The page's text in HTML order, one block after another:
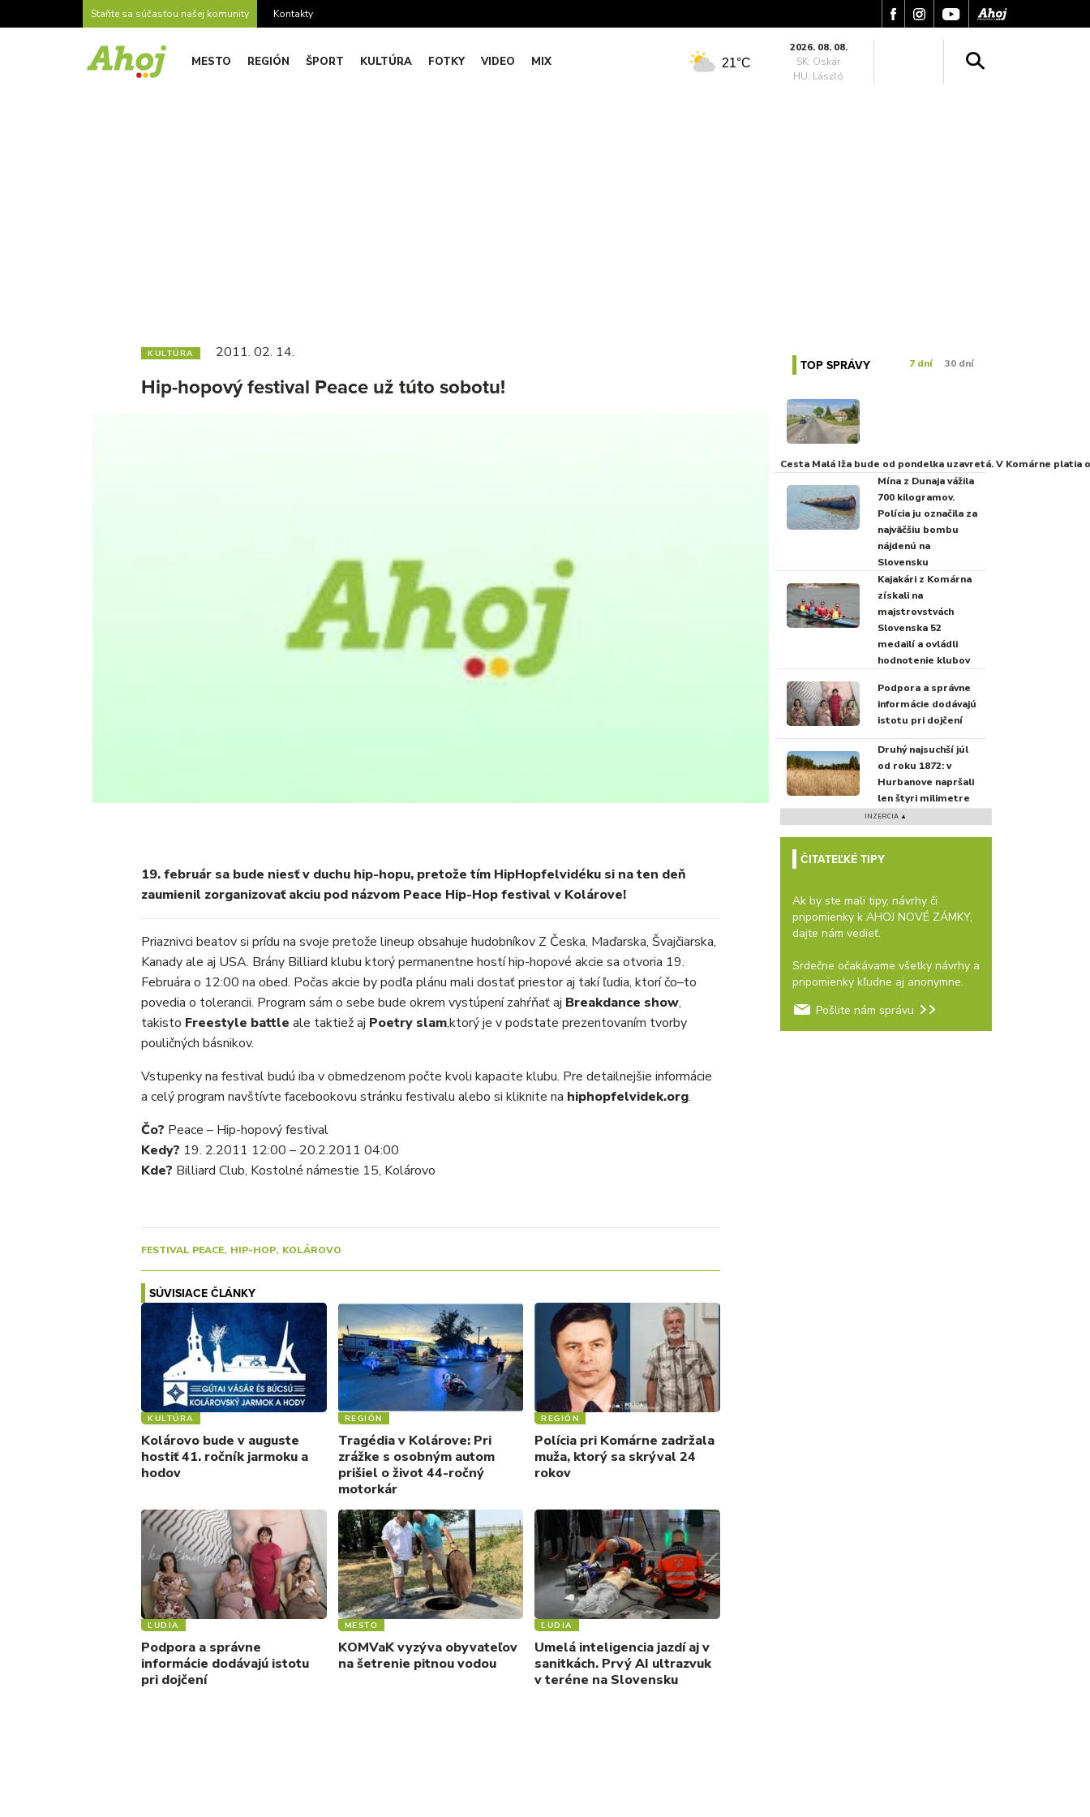
Staňte sa súčasťou našej komunity Kontakty
MESTO REGIÓN ŠPORT KULTÚRA FOTKY VIDEO MIX 21°C
2026. 08. 08.
SK: Oskár
HU: László
KULTÚRA 2011. 02. 14.
Hip-hopový festival Peace už túto sobotu!
19. február sa bude niesť v duchu hip-hopu, pretože tím HipHopfelvidéku si na ten deň
zaumienil zorganizovať akciu pod názvom Peace Hip-Hop festival v Kolárove!
Priaznivci beatov si prídu na svoje pretože lineup obsahuje hudobníkov Z Česka, Maďarska, Švajčiarska,
Kanady ale aj USA. Brány Billiard klubu ktorý permanentne hostí hip-hopové akcie sa otvoria 19.
Februára o 12:00 na obed. Počas akcie by podľa plánu mali dostať priestor aj takí ľudia, ktorí čo–to
povedia o tolerancii. Program sám o sebe bude okrem vystúpení zahŕňať aj Breakdance show,
takisto Freestyle battle ale taktiež aj Poetry slam,ktorý je v podstate prezentovaním tvorby
pouličných básnikov.
Vstupenky na festival budú iba v obmedzenom počte kvoli kapacite klubu. Pre detailnejšie informácie
a celý program navštívte facebookovu stránku festivalu alebo si kliknite na hiphopfelvidek.org.
Čo? Peace – Hip-hopový festival
Kedy? 19. 2.2011 12:00 – 20.2.2011 04:00
Kde? Billiard Club, Kostolné námestie 15, Kolárovo
FESTIVAL PEACE HIP-HOP KOLÁROVO
SÚVISIACE ČLÁNKY
KULTÚRA
Kolárovo bude v auguste
hostiť 41. ročník jarmoku a
hodov
REGIÓN
Tragédia v Kolárove: Pri
zrážke s osobným autom
prišiel o život 44-ročný
motorkár
REGIÓN
Polícia pri Komárne zadržala
muža, ktorý sa skrýval 24
rokov
ĽUDIA
Podpora a správne
informácie dodávajú istotu
pri dojčení
MESTO
KOMVaK vyzýva obyvateľov
na šetrenie pitnou vodou
ĽUDIA
Umelá inteligencia jazdí aj v
sanitkách. Prvý AI ultrazvuk
v teréne na Slovensku
TOP SPRÁVY 7 dní 30 dní
Cesta Malá Iža bude od pondelka uzavretá. V Komárne platia
Mína z Dunaja vážila
700 kilogramov.
Polícia ju označila za
najväčšiu bombu
nájdenú na
Slovensku
Kajakári z Komárna
získali na
majstrovstvách
Slovenska 52
medailí a ovládli
hodnotenie klubov
Podpora a správne
informácie dodávajú
istotu pri dojčení
Druhý najsuchší júl
od roku 1872: v
Hurbanove napršali
len štyri milimetre
INZERCIA ▲
ČITATEĽKÉ TIPY
Ak by ste mali tipy, návrhy či
pripomienky k AHOJ NOVÉ ZÁMKY,
dajte nám vedieť.
Srdečne očakávame všetky návrhy a
pripomienky kľudne aj anonymne.
Pošlite nám správu